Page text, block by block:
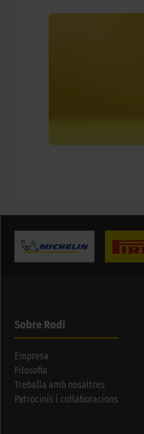
Sobre Rodi
Empresa
Filosofia
Treballa amb nosaltres
Patrocinis i col·laboracions